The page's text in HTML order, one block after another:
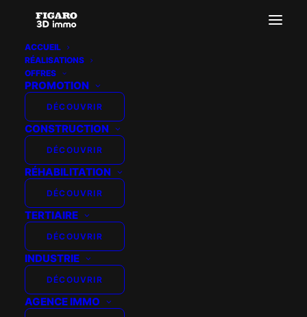
ACCUEIL
RÉALISATIONS
OFFRES
PROMOTION
DÉCOUVRIR
CONSTRUCTION
DÉCOUVRIR
RÉHABILITATION
DÉCOUVRIR
TERTIAIRE
DÉCOUVRIR
INDUSTRIE
DÉCOUVRIR
AGENCE IMMO
Accueil 3Dimmo-fond-degrade